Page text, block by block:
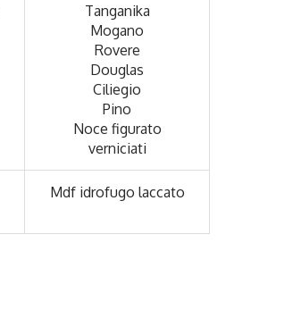
Tanganika
Mogano
Rovere
Douglas
Ciliegio
Pino
Noce figurato
verniciati
Mdf idrofugo laccato